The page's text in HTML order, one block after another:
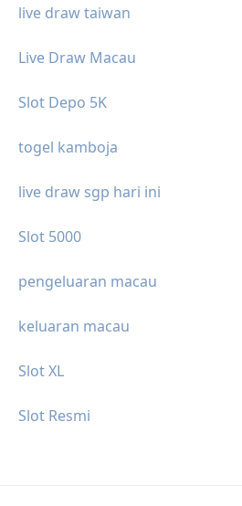
live draw taiwan
Live Draw Macau
Slot Depo 5K
togel kamboja
live draw sgp hari ini
Slot 5000
pengeluaran macau
keluaran macau
Slot XL
Slot Resmi